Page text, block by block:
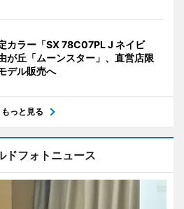
カラー「SX 78C07PL J ネイビ
が丘「ムーンスター」、直営店限
デル販売へ
もっと見る
ドフォトニュース